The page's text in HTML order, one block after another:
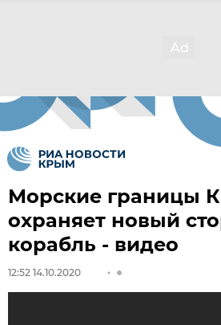
Морские границы
охраняет новый
корабль - видео
12:52 14.10.2020